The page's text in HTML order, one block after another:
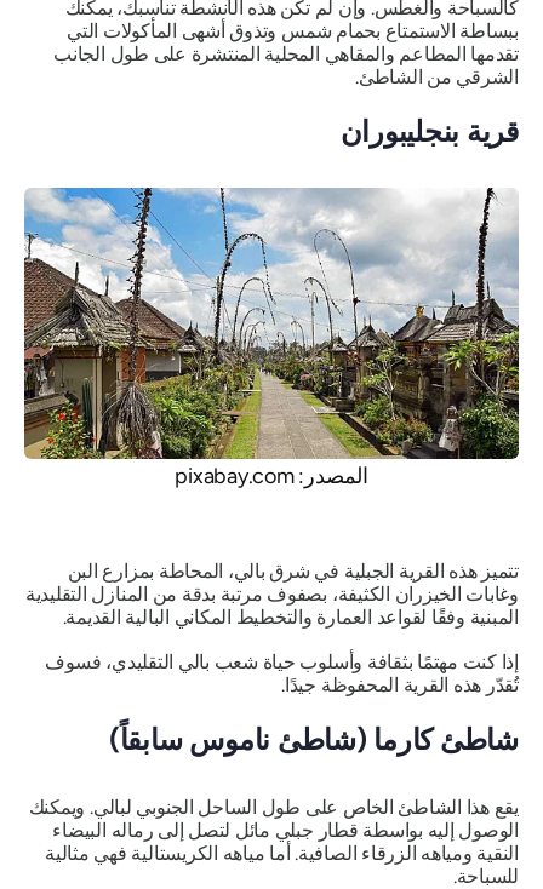
كالسباحة والغطس. وإن لم تكن هذه الأنشطة تناسبك، يمكنك
ببساطة الاستمتاع بحمام شمس وتذوق أشهى المأكولات التي
تقدمها المطاعم والمقاهي المحلية المنتشرة على طول الجانب
الشرقي من الشاطئ.
قرية بنجليبوران
المصدر: pixabay.com
تتميز هذه القرية الجبلية في شرق بالي، المحاطة بمزارع البن
وغابات الخيزران الكثيفة، بصفوف مرتبة بدقة من المنازل التقليدية
المبنية وفقًا لقواعد العمارة والتخطيط المكاني البالية القديمة.
إذا كنت مهتمًا بثقافة وأسلوب حياة شعب بالي التقليدي، فسوف
تُقدّر هذه القرية المحفوظة جيدًا.
شاطئ كارما (شاطئ ناموس سابقاً)
يقع هذا الشاطئ الخاص على طول الساحل الجنوبي لبالي. ويمكنك
الوصول إليه بواسطة قطار جبلي مائل لتصل إلى رماله البيضاء
النقية ومياهه الزرقاء الصافية. أما مياهه الكريستالية فهي مثالية
للسباحة.